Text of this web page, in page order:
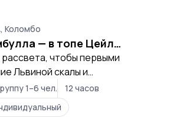
Коломбо
Сигирия и Дамбулла — в топе Цейлона
чтобы первыми
Львиной скалы и
тайнам древнего
вы проживете историю
по стопам королей и
1–6 чел.
12 часов